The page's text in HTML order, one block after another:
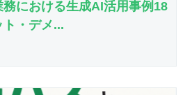
務における生成AI活用事例18
・デメ...